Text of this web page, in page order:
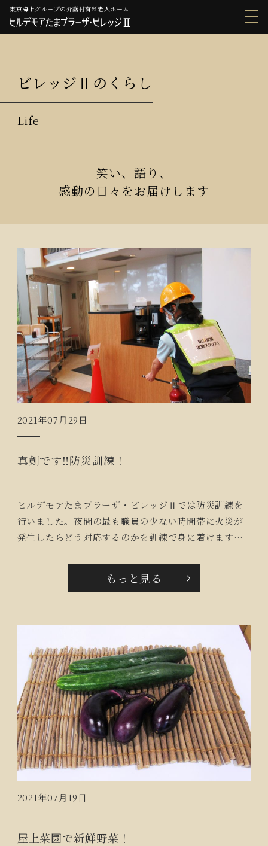
東京海上グループの介護付有料老人ホーム
ビレッジⅡのくらし
笑い、語り、
感動の日々をお届けします
2021年07月29日
真剣です‼防災訓練！
ヒルデモアたまプラーザ・ビレッジⅡでは防災訓練を
行いました。夜間の最も職員の少ない時間帯に火災が
発生したらどう対応するのかを訓練で身に着けます。
ってね！」とお言葉いただきました。
もっと見る
2021年07月19日
屋上菜園で新鮮野菜！